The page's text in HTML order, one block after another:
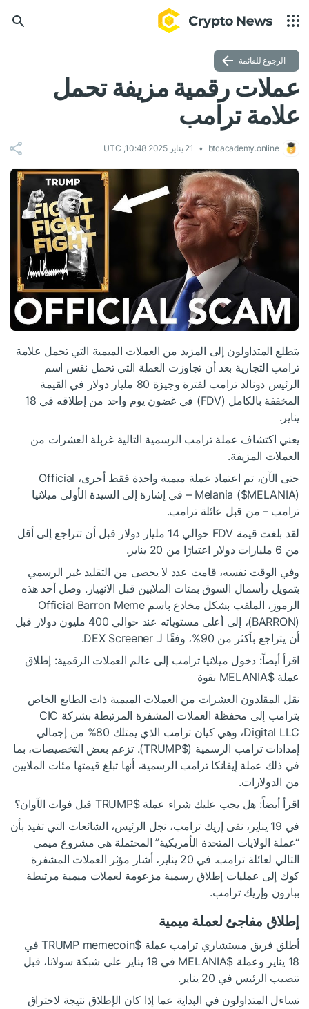
الرجوع للقائمة
عملات رقمية مزيفة تحمل
علامة ترامب
btcacademy.online 21 يناير 2025 10:48, UTC
يتطلع المتداولون إلى المزيد من العملات الميمية التي تحمل علامة
ترامب التجارية بعد أن تجاوزت العملة التي تحمل نفس اسم
الرئيس دونالد ترامب لفترة وجيزة 80 مليار دولار في القيمة
المخففة بالكامل (FDV) في غضون يوم واحد من إطلاقه في 18
يناير.
يعني اكتشاف عملة ترامب الرسمية التالية غربلة العشرات من
العملات المزيفة.
حتى الآن، تم اعتماد عملة ميمية واحدة فقط أخرى، Official
Melania ($MELANIA
) – في إشارة إلى السيدة الأولى ميلانيا
ترامب – من قبل عائلة ترامب.
لقد بلغت قيمة FDV حوالي 14 مليار دولار قبل أن تتراجع إلى أقل
من 6 مليارات دولار اعتبارًا من 20 يناير.
وفي الوقت نفسه، قامت عدد لا يحصى من التقليد غير الرسمي
بتمويل رأسمال السوق بمئات الملايين قبل الانهيار. وصل أحد هذه
الرموز، الملقب بشكل مخادع باسم Official Barron Meme
(BARRON)، إلى أعلى مستوياته عند حوالي 400 مليون دولار قبل
أن يتراجع بأكثر من 90%، وفقًا لـ DEX Screener.
اقرأ أيضاً: دخول ميلانيا ترامب إلى عالم العملات الرقمية: إطلاق
عملة$MELANIA
بقوة
نقل المقلدون العشرات من العملات الميمية ذات الطابع الخاص
بترامب إلى محفظة العملات المشفرة المرتبطة بشركة CIC
Digital LLC، وهي كيان ترامب الذي يمتلك 80% من إجمالي
إمدادات ترامب الرسمية ($TRUMP
). تزعم بعض التخصيصات، بما
في ذلك عملة إيفانكا ترامب الرسمية، أنها تبلغ قيمتها مئات الملايين
من الدولارات.
اقرأ أيضاً: هل يجب عليك شراء عملة$TRUMP
قبل فوات الآوان؟
في 19 يناير، نفى إريك ترامب، نجل الرئيس، الشائعات التي تفيد بأن
“عملة الولايات المتحدة الأمريكية” المحتملة هي مشروع ميمي
التالي لعائلة ترامب. في 20 يناير، أشار مؤثر العملات المشفرة
كوك إلى عمليات إطلاق رسمية مزعومة لعملات ميمية مرتبطة
ببارون وإريك ترامب.
إطلاق مفاجئ لعملة ميمية
أطلق فريق مستشاري ترامب عملة $TRUMP
memecoin في
18 يناير وعملة
$MELANIA
في 19 يناير على شبكة سولانا، قبل
تنصيب الرئيس في 20 يناير.
تساءل المتداولون في البداية عما إذا كان الإطلاق نتيجة لاختراق